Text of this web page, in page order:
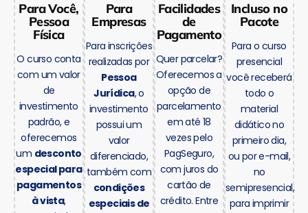
Para Você,
Pessoa
Física
O curso conta
com um valor
de
investimento
padrão, e
oferecemos
um desconto
especial para
pagamentos
à vista,
Para
Empresas
Para inscrições
realizadas por
Pessoa
Jurídica, o
investimento
possui um
valor
diferenciado,
também com
condições
especiais de
Facilidades
de
Pagamento
Quer parcelar?
Oferecemos a
opção de
parcelamento
em até 18
vezes pelo
PagSeguro,
com juros do
cartão de
crédito. Entre
Incluso no
Pacote
Para o curso
presencial
você receberá
todo o
material
didático no
primeiro dia,
ou por e-mail,
no
semipresencial,
para imprimir